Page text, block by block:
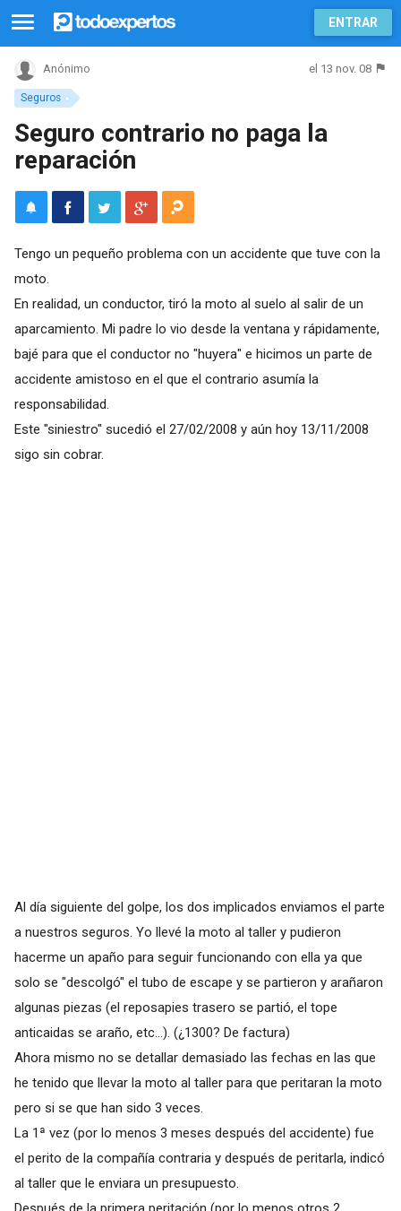
ENTRAR
Seguros
Anónimo el 13 nov. 08
Seguro contrario no paga la
reparación
Tengo un pequeño problema con un accidente que tuve con la
moto.
En realidad, un conductor, tiró la moto al suelo al salir de un
aparcamiento. Mi padre lo vio desde la ventana y rápidamente,
bajé para que el conductor no "huyera" e hicimos un parte de
accidente amistoso en el que el contrario asumía la
responsabilidad.
Este "siniestro" sucedió el 27/02/2008 y aún hoy 13/11/2008
sigo sin cobrar.
Al día siguiente del golpe, los dos implicados enviamos el parte
a nuestros seguros. Yo llevé la moto al taller y pudieron
hacerme un apaño para seguir funcionando con ella ya que
solo se "descolgó" el tubo de escape y se partieron y arañaron
algunas piezas (el reposapies trasero se partió, el tope
anticaidas se araño, etc...). (¿1300? De factura)
Ahora mismo no se detallar demasiado las fechas en las que
he tenido que llevar la moto al taller para que peritaran la moto
pero si se que han sido 3 veces.
La 1ª vez (por lo menos 3 meses después del accidente) fue
el perito de la compañía contraria y después de peritarla, indicó
al taller que le enviara un presupuesto.